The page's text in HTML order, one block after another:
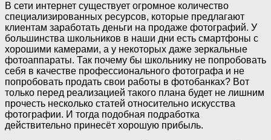
В сети интернет существует огромное количество
специализированных ресурсов, которые предлагают
клиентам заработать деньги на продаже фотографий. У
большинства школьников в наши дни есть смартфоны с
хорошими камерами, а у некоторых даже зеркальные
фотоаппараты. Так почему бы школьнику не попробовать
себя в качестве профессионального фотографа и не
попробовать продать свои работы в фотобанках? Вот
только перед реализацией такого плана будет не лишним
прочесть несколько статей относительно искусства
фотографии. И тогда подобная подработка
действительно принесёт хорошую прибыль.